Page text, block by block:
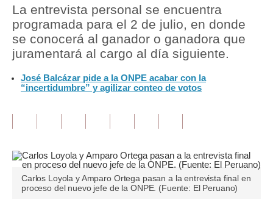
Política
Tu Dinero
Finanzas Personales
Inmobiliarias
Opinión
Editorial
Pregunta de hoy
La entrevista personal se encuentra
programada para el 2 de julio, en donde
se conocerá al ganador o ganadora que
juramentará al cargo al día siguiente.
José Balcázar pide a la ONPE acabar con la
“incertidumbre” y agilizar conteo de votos
Carlos Loyola y Amparo Ortega pasan a la entrevista final en
proceso del nuevo jefe de la ONPE. (Fuente: El Peruano)